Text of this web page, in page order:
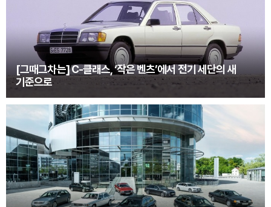
[그때그차는] C-클래스, ‘작은 벤츠’에서 전기 세단의 새
기준으로